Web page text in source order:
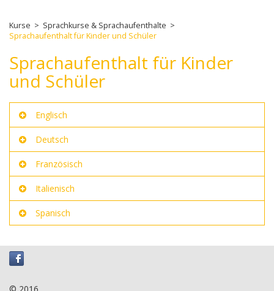
Kurse > Sprachkurse & Sprachaufenthalte >
Sprachaufenthalt für Kinder und Schüler
Sprachaufenthalt für Kinder
und Schüler
Englisch
Deutsch
Französisch
Italienisch
Spanisch